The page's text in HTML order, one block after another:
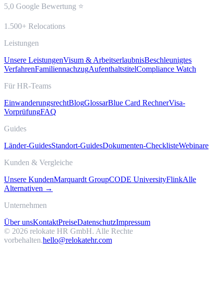
5,0 Google Bewertung ⭐
1.500+ Relocations
Leistungen
Unsere LeistungenVisum & ArbeitserlaubnisBeschleunigtes
VerfahrenFamiliennachzugAufenthaltstitelCompliance Watch
Für HR-Teams
EinwanderungsrechtBlogGlossarBlue Card RechnerVisa-
VorprüfungFAQ
Guides
Länder-GuidesStandort-GuidesDokumenten-ChecklisteWebinare
Kunden & Vergleiche
Unsere KundenMarquardt GroupCODE UniversityFlinkAlle
Alternativen →
Unternehmen
Über unsKontaktPreiseDatenschutzImpressum
© 2026 relokate HR GmbH. Alle Rechte
vorbehalten.hello@relokatehr.com